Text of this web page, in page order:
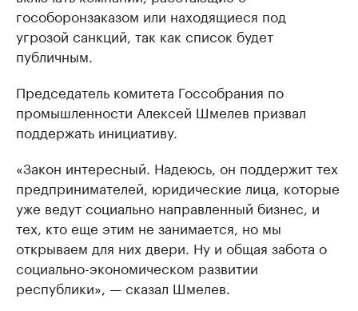
гособоронзаказом или находящиеся под
угрозой санкций, так как список будет
публичным.
Председатель комитета Госсобрания по
промышленности Алексей Шмелев призвал
поддержать инициативу.
«Закон интересный. Надеюсь, он поддержит тех
предпринимателей, юридические лица, которые
уже ведут социально направленный бизнес, и
тех, кто еще этим не занимается, но мы
открываем для них двери. Ну и общая забота о
социально-экономическом развитии
республики», — сказал Шмелев.